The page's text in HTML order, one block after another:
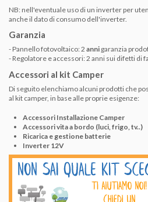
NB: nell'eventuale uso di un inverter per
anche il dato di consumo dell'inverter.
Garanzia
- Pannello fotovoltaico: 2 anni garanzia
- Regolatore e accessori:2 anni sui difetti di
Accessori al kit Camper
Di seguito elenchiamo alcuni prodotti che
al kit camper, in base alle proprie esigenze:
Accessori Installazione Camper
Accessori vita a bordo (luci, frigo, tv..)
Ricarica e gestione batterie
Inverter 12V